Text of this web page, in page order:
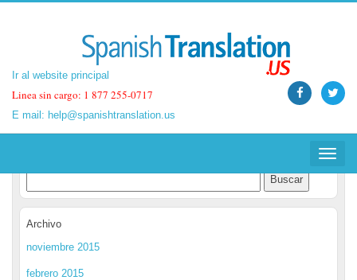
Ir al website principal
Linea sin cargo: 1 877 255-0717
E mail: help@spanishtranslation.us
Toggle
Ir al website principal
Linea sin cargo: 1 877 255-0717
E mail: help@spanishtranslation.us
Toggle
Spanish Translation Blog
Archivo
noviembre 2015
febrero 2015